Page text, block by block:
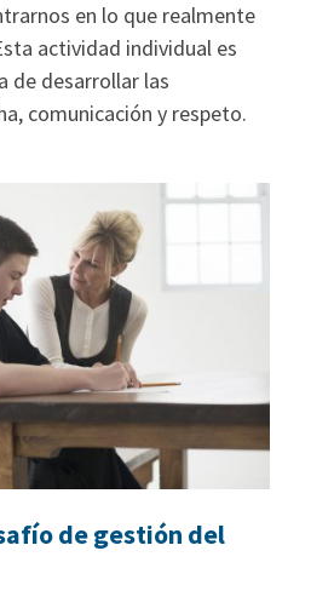
en lo que realmente
actividad individual es
de desarrollar las
comunicación y respeto.
de gestión del